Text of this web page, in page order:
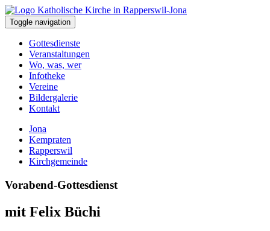
Toggle navigation
Gottesdienste
Veranstaltungen
Wo, was, wer
Infotheke
Vereine
Bildergalerie
Kontakt
Jona
Kempraten
Rapperswil
Kirchgemeinde
Vorabend-Gottesdienst
mit Felix Büchi